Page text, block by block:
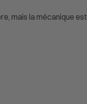
mais la mécanique est